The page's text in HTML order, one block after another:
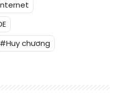
#Huy chương